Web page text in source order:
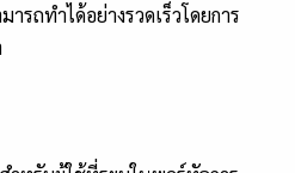
รถทำได้อย่างรวดเร็วโดยการ